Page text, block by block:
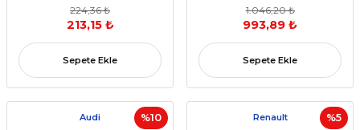
224,36 ₺
213,15 ₺
Sepete Ekle
1.046,20 ₺
993,89 ₺
Sepete Ekle
%10
Audi %5
Renault